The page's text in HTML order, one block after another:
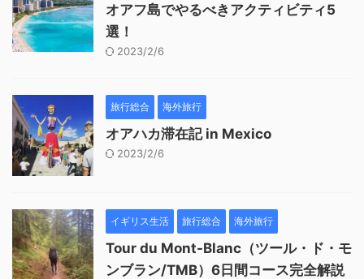
オアフ島でやるべきアクティビティ5
選！
2023/2/6
旅行総合 海外旅行
オアハカ滞在記 in Mexico
2023/2/6
イギリス生活 旅行総合 海外旅行
Tour du Mont-Blanc（ツール・ド・モ
ンブラン/TMB）6日間コース完全解説